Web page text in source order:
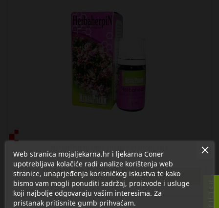
9,13 €
 U košaricu
Web stranica mojaljekarna.hr i ljekarna Coner
upotrebljava kolačiće radi analize korištenja web
stranice, unaprjeđenja korisničkog iskustva te kako
bismo vam mogli ponuditi sadržaj, proizvode i usluge
koji najbolje odgovaraju vašim interesima. Za
pristanak pritisnite gumb prihvaćam.
FILTER